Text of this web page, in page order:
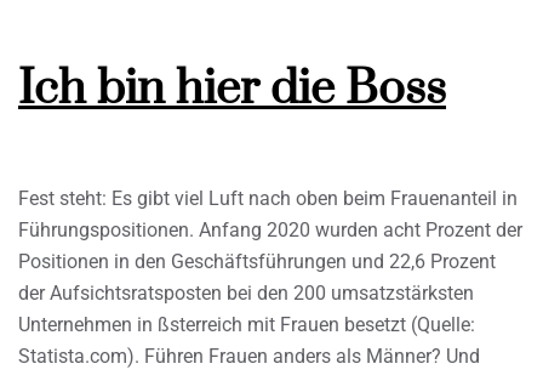
Ich bin hier die Boss
Fest steht: Es gibt viel Luft nach oben beim Frauenanteil in
Führungspositionen. Anfang 2020 wurden acht Prozent der
Positionen in den Geschäftsführungen und 22,6 Prozent
der Aufsichtsratsposten bei den 200 umsatzstärksten
Unternehmen in ßsterreich mit Frauen besetzt (Quelle:
Statista.com). Führen Frauen anders als Männer? Und